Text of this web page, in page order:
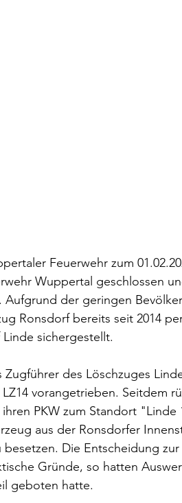
Feuerwehr zum
Wuppertal geschlossen
der geringen
Ronsdorf bereits seit 2014
sichergestellt.
Zugführer des Löschzuges
vorangetrieben. Seitdem
PKW zum Standort "Linde
aus der Ronsdorfer
Die Entscheidung
Gründe, so hatten
geboten hatte.